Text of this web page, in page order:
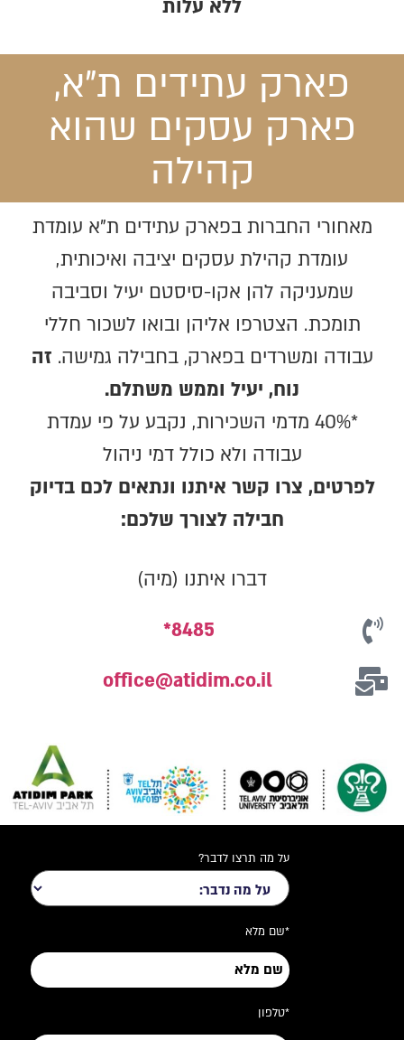
ללא עלות
פארק עתידים ת"א,
פארק עסקים שהוא
קהילה
מאחורי החברות בפארק עתידים ת"א עומדת
עומדת קהילת עסקים יציבה ואיכותית,
שמעניקה להן אקו-סיסטם יעיל וסביבה
תומכת. הצטרפו אליהן ובואו לשכור חללי
עבודה ומשרדים בפארק, בחבילה גמישה. זה
נוח, יעיל וממש משתלם.
*40% מדמי השכירות, נקבע על פי עמדת
עבודה ולא כולל דמי ניהול
לפרטים, צרו קשר איתנו ונתאים לכם בדיוק
חבילה לצורך שלכם:
דברו איתנו (מיה)
8485*
office@atidim.co.il
על מה תרצו לדבר?
*שם מלא
*טלפון